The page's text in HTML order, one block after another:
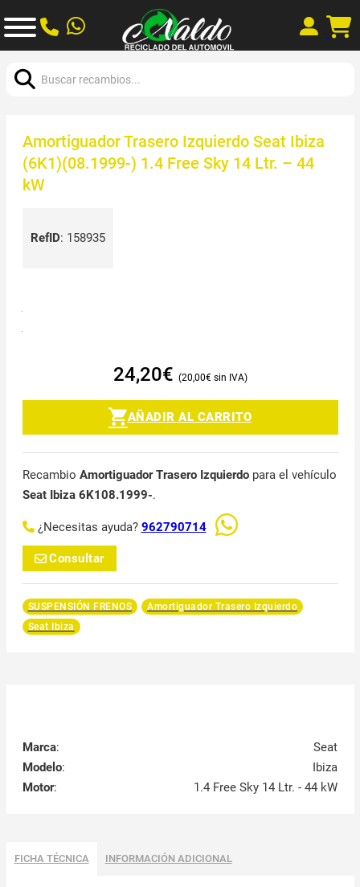
Amortiguador Trasero Izquierdo Seat Ibiza
(6K1)(08.1999-) 1.4 Free Sky 14 Ltr. – 44
kW
RefID: 158935
24,20€ 20,00€
AÑADIR AL CARRITO
Recambio Amortiguador Trasero Izquierdopara el vehículo
Seat Ibiza 6K108.1999-.
¿Necesitas ayuda? 962790714
Consultar
SUSPENSIÓN FRENOS
Amortiguador Trasero Izquierdo
Seat Ibiza
Marca:
Seat
Modelo:
Ibiza
Motor: 1.4 Free Sky 14 Ltr. - 44 kW
FICHA TÉCNICA INFORMACIÓN ADICIONAL